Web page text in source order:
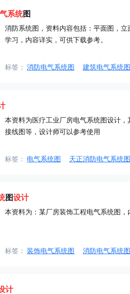
系统图
消防系统图，资料内容包括：平面图，
学习，内容详实，可供下载参考。
标签： 消防电气系统图 建筑电气系统图
本资料为医疗工业厂房电气系统图设计
接线图等，设计师可以参考使用
标签： 电气系统图 天正消防电气系统
图设计
本资料为：某厂房装饰工程电气系统图，
标签： 装饰电气系统图 消防电气系统图
计